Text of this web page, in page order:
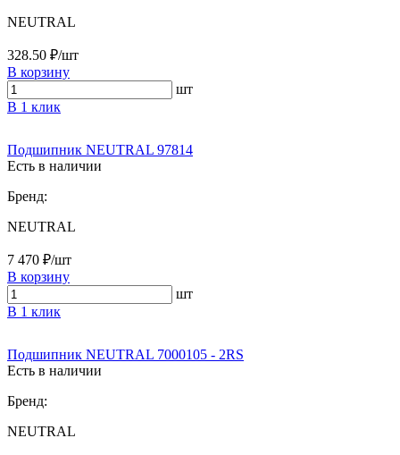
NEUTRAL
328.50 ₽/шт
В корзину
шт
В 1 клик
Подшипник NEUTRAL 97814
Есть в наличии
Бренд:
NEUTRAL
7 470 ₽/шт
В корзину
шт
В 1 клик
Подшипник NEUTRAL 7000105 - 2RS
Есть в наличии
Бренд:
NEUTRAL